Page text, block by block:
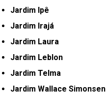
Jardim Ipê
Jardim Irajá
Jardim Laura
Jardim Leblon
Jardim Telma
Jardim Wallace Simonsen